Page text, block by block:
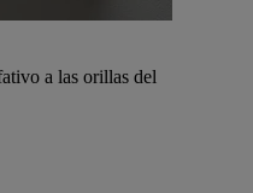
a las orillas del